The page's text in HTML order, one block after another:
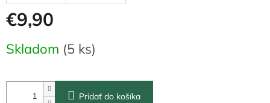
€9,90
cena:
Skladom (5 ks)
Pridať do košíka